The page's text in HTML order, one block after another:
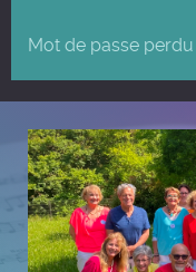
Mot de passe perdu